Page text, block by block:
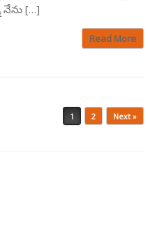
[…]
Read More
1 2 Next »